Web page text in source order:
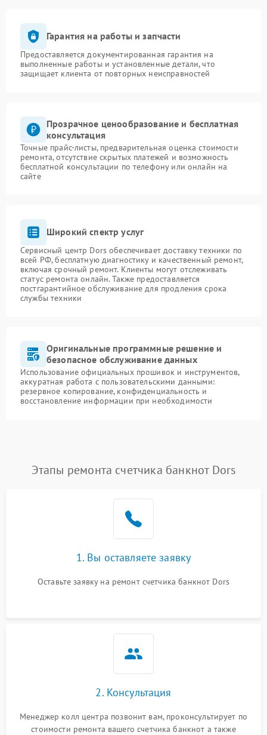
Гарантия на работы и запчасти
Предоставляется документированная гарантия на
выполненные работы и установленные детали, что
защищает клиента от повторных неисправностей
Прозрачное ценообразование и бесплатная
консультация
Точные прайс-листы, предварительная оценка стоимости
ремонта, отсутствие скрытых платежей и возможность
бесплатной консультации по телефону или онлайн на
сайте
Широкий спектр услуг
Сервисный центр Dors обеспечивает доставку техники по
всей РФ, бесплатную диагностику и качественный ремонт,
включая срочный ремонт. Клиенты могут отслеживать
статус ремонта онлайн. Также предоставляется
постгарантийное обслуживание для продления срока
службы техники
Оригинальные программные решение и
безопасное обслуживание данных
Использование официальных прошивок и инструментов,
аккуратная работа с пользовательскими данными:
резервное копирование, конфиденциальность и
восстановление информации при необходимости
Этапы ремонта счетчика банкнот Dors
1. Вы оставляете заявку
Оставьте заявку на ремонт счетчика банкнот Dors
2. Консультация
Менеджер колл центра позвонит вам, проконсультирует по
стоимости ремонта вашего счетчика банкнот а также